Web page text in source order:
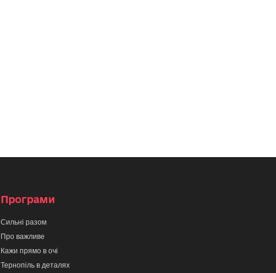
Програми
Сильні разом
Про важливе
Кажи прямо в очі
Тернопіль в деталях